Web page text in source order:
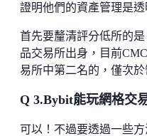
證明他們的資產管理是透
首先要釐清評分低所的
品交易所出身，目前
易所中第二名的，僅次於
Q 3.Bybit能玩網格交
可以！不過要透過一些